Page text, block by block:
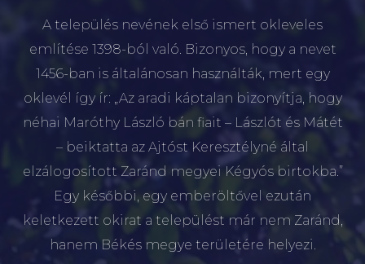
A település nevének első ismert okleveles
említése 1398-ból való. Bizonyos, hogy a nevet
1456-ban is általánosan használták, mert egy
oklevél így ír: „Az aradi káptalan bizonyítja, hogy
néhai Maróthy László bán fiait – Lászlót és Mátét
– beiktatta az Ajtóst Keresztélyné által
elzálogosított Zaránd megyei Kégyós birtokba.”
Egy későbbi, egy emberöltővel ezután
keletkezett okirat a települést már nem Zaránd,
hanem Békés megye területére helyezi.